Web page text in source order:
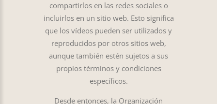
compartirlos en las redes sociales o
incluirlos en un sitio web. Esto significa
que los vídeos pueden ser utilizados y
reproducidos por otros sitios web,
aunque también estén sujetos a sus
propios términos y condiciones
específicos.
Desde entonces, la Organización